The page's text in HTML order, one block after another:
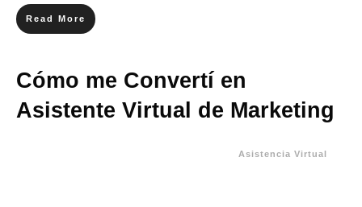
Read More
Cómo me Convertí en
Asistente Virtual de Marketing
Asistencia Virtual